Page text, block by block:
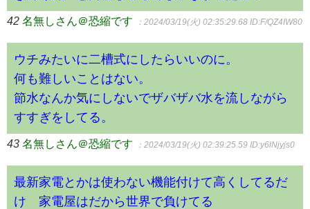
42 名無しさん＠恐縮です ：2024/03/19(火) 02:35:29.68 ID:F/QZ4IW80
ウチみたいに二槽式にしたらいいのに。
何も難しいことはない。
節水なんか気にしないでザバザバ水を流しながら
すすぎをしてる。
43 名無しさん＠恐縮です ：2024/03/19(火) 02:39:25.59 ID:y6lNjyjs0
最新家電とかは使わない機能付けて高くしてるだ
け 家電屋はだから世界で負けてる